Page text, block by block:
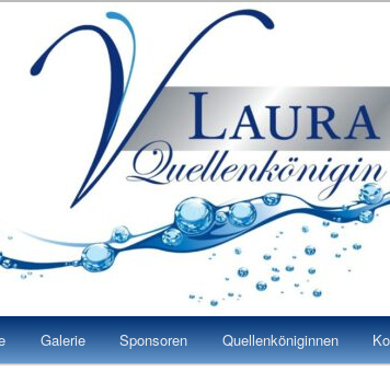
Vilbel
Galerie Sponsoren Quellenköniginnen